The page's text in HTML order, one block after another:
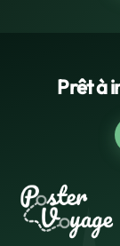
Prêt à